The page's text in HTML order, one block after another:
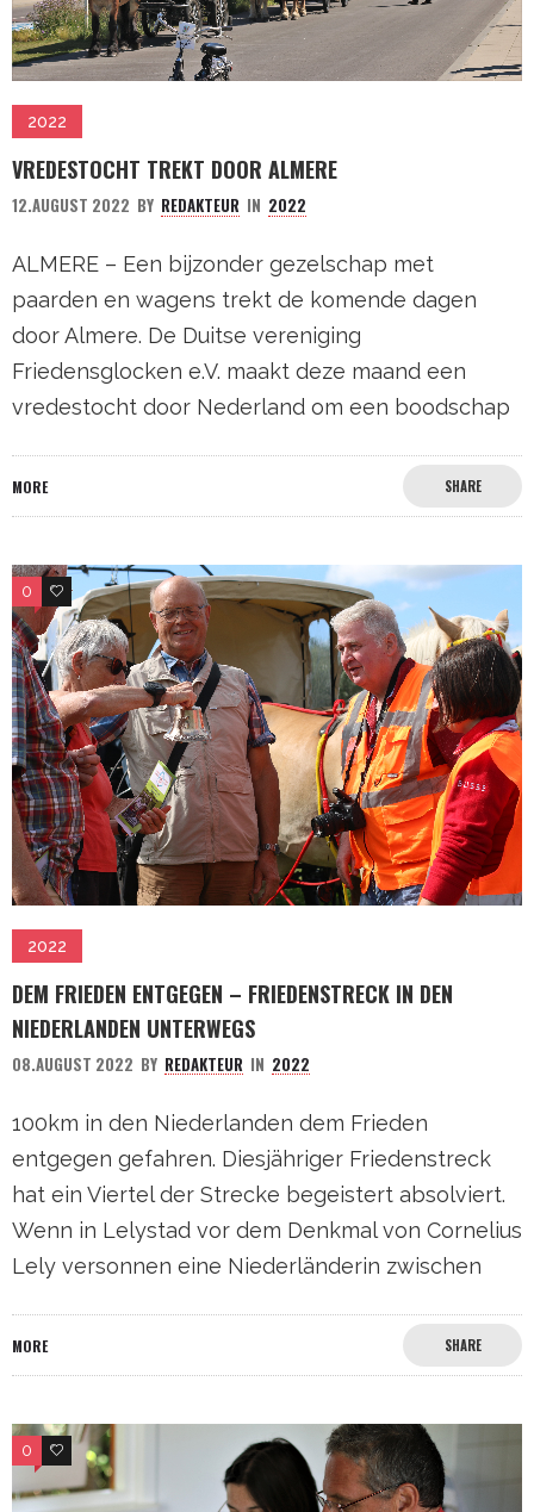
2022
VREDESTOCHT TREKT DOOR ALMERE
12.AUGUST 2022 BY REDAKTEUR IN 2022
ALMERE – Een bijzonder gezelschap met
paarden en wagens trekt de komende dagen
door Almere. De Duitse vereniging
Friedensglocken e.V. maakt deze maand een
vredestocht door Nederland om een boodschap
MORE SHARE
0 0
2022
DEM FRIEDEN ENTGEGEN – FRIEDENSTRECK IN DEN
NIEDERLANDEN UNTERWEGS
08.AUGUST 2022 BY REDAKTEUR IN 2022
100km in den Niederlanden dem Frieden
entgegen gefahren. Diesjähriger Friedenstreck
hat ein Viertel der Strecke begeistert absolviert.
Wenn in Lelystad vor dem Denkmal von Cornelius
Lely versonnen eine Niederländerin zwischen
MORE SHARE
0 0